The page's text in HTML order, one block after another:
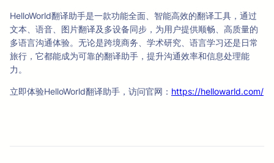
HelloWorld翻译助手是一款功能全面、智能高效的翻译工具，通过
文本、语音、图片翻译及多设备同步，为用户提供顺畅、高质量的
多语言沟通体验。无论是跨境商务、学术研究、语言学习还是日常
旅行，它都能成为可靠的翻译助手，提升沟通效率和信息处理能
力。
立即体验HelloWorld翻译助手，访问官网： https://hellowarld.com/